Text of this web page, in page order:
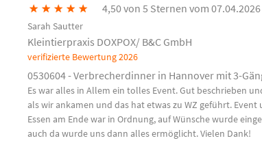
★ ★ ★ ★ ★ 4,50 von 5 Sternen vom 07.04.2026
Sarah Sautter
Kleintierpraxis DOXPOX/ B&C GmbH
verifizierte Bewertung2026
0530604 - Verbrecherdinner in Hannover mit 3-
Es war alles in Allem ein tolles Event. Gut beschrieben
als wir ankamen und das hat etwas zu WZ geführt.
Essen am Ende war in Ordnung, auf Wünsche wurde
auch da wurde uns dann alles ermöglicht. Vielen Dank!